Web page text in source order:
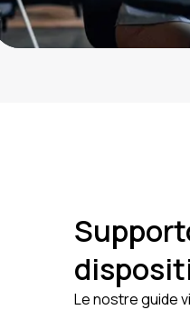
Le nostre guide